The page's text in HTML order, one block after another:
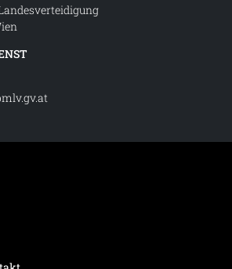
Bundesheeres